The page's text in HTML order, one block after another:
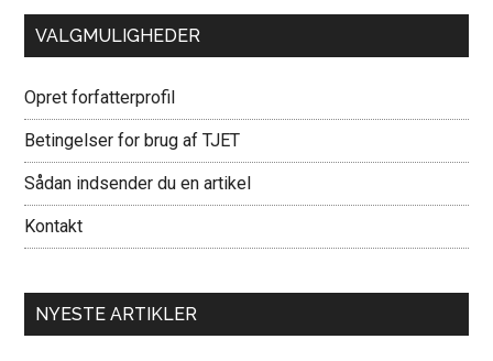
VALGMULIGHEDER
Opret forfatterprofil
Betingelser for brug af TJET
Sådan indsender du en artikel
Kontakt
NYESTE ARTIKLER